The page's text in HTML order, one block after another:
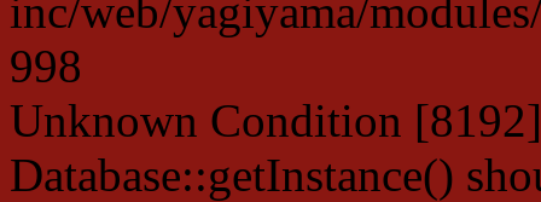
inc/web/yagiyama/
998
Unknown Condition
Database::getInstance()